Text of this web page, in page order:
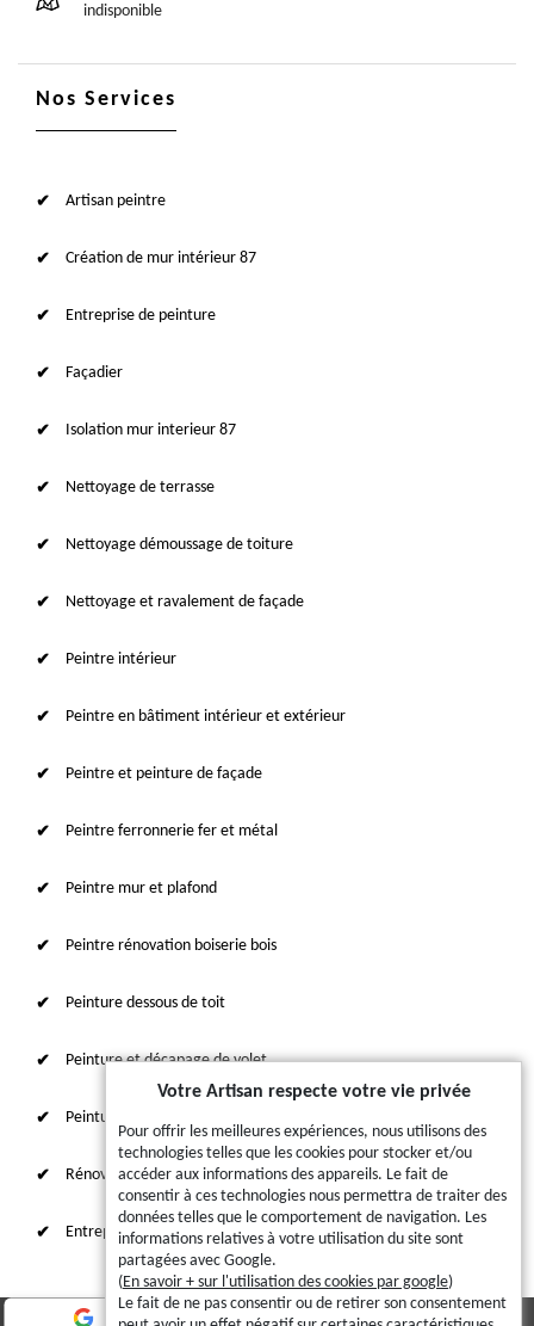
indisponible
Nos Services
Artisan peintre
Création de mur intérieur 87
Entreprise de peinture
Façadier
Isolation mur interieur 87
Nettoyage de terrasse
Nettoyage démoussage de toiture
Nettoyage et ravalement de façade
Peintre intérieur
Peintre en bâtiment intérieur et extérieur
Peintre et peinture de façade
Peintre ferronnerie fer et métal
Peintre mur et plafond
Peintre rénovation boiserie bois
Peinture dessous de toit
Peinture et décapage de volet
Peinture sur tuile et toiture
Rénovation intérieure 87
Entreprise de ravalement
Votre Artisan respecte votre vie privée
Pour offrir les meilleures expériences, nous utilisons des
technologies telles que les cookies pour stocker et/ou
accéder aux informations des appareils. Le fait de
consentir à ces technologies nous permettra de traiter des
données telles que le comportement de navigation. Les
informations relatives à votre utilisation du site sont
partagées avec Google.
(En savoir + sur l'utilisation des cookies par google)
Le fait de ne pas consentir ou de retirer son consentement